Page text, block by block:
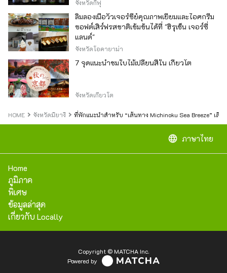
จังหวัดกิฟุ
ลิ้มลองเนื้อวัวเจอร์ซีย์คุณภาพเยี่ยมและไอศกรีม
ซอฟต์เสิร์ฟรสชาติเข้มข้นได้ที่ "ฮิรุเซ็น เจอร์ซี่
แลนด์"
จังหวัดโอคายาม่า
7 จุดแนะนำชมใบไม้เปลี่ยนสีใน เกียวโต
จังหวัดเกียวโต
HOME จังหวัดมิยางิ ที่พักแนะนำสำหรับ “เส้นทาง Michinoku Sea Breeze” เลี
language ภาษาไทย
Home
ภูมิภาค
พิเศษ
ข้อมูลล่าสุด
เกี่ยวกับ Locally
Copyright © MATCHA Inc.
Powered by